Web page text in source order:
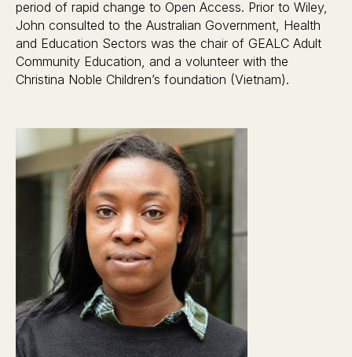
period of rapid change to Open Access. Prior to Wiley,
John consulted to the Australian Government, Health
and Education Sectors was the chair of GEALC Adult
Community Education, and a volunteer with the
Christina Noble Children’s foundation (Vietnam).